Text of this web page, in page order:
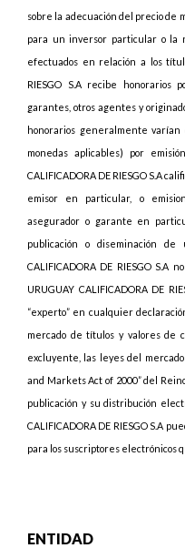
sobre la adecuación del precio de
para un inversor particular o la
efectuados en relación a los
RIESGO S.A recibe honorarios
garantes, otros agentes y
honorarios generalmente varían
monedas aplicables) por
CALIFICADORA DE RIESGO S.A
emisor en particular, o
asegurador o garante en
publicación o diseminación de
CALIFICADORA DE RIESGO S.A
URUGUAY CALIFICADORA DE
“experto” en cualquier
mercado de títulos y valores de
excluyente, las leyes del
and Markets Act of 2000” del
publicación y su distribución
CALIFICADORA DE RIESGO S.A
para los suscriptores electrónicos
ENTIDAD